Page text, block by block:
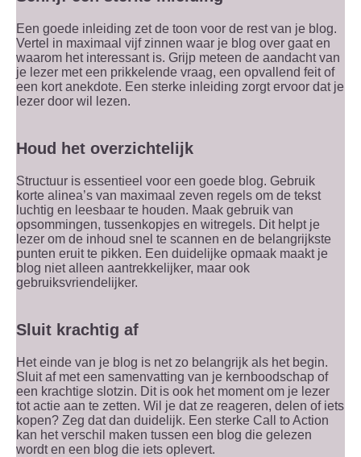
Een goede inleiding zet de toon voor de rest van je blog.
Vertel in maximaal vijf zinnen waar je blog over gaat en
waarom het interessant is. Grijp meteen de aandacht van
je lezer met een prikkelende vraag, een opvallend feit of
een kort anekdote. Een sterke inleiding zorgt ervoor dat je
lezer door wil lezen.
Houd het overzichtelijk
Structuur is essentieel voor een goede blog. Gebruik
korte alinea’s van maximaal zeven regels om de tekst
luchtig en leesbaar te houden. Maak gebruik van
opsommingen, tussenkopjes en witregels. Dit helpt je
lezer om de inhoud snel te scannen en de belangrijkste
punten eruit te pikken. Een duidelijke opmaak maakt je
blog niet alleen aantrekkelijker, maar ook
gebruiksvriendelijker.
Sluit krachtig af
Het einde van je blog is net zo belangrijk als het begin.
Sluit af met een samenvatting van je kernboodschap of
een krachtige slotzin. Dit is ook het moment om je lezer
tot actie aan te zetten. Wil je dat ze reageren, delen of iets
kopen? Zeg dat dan duidelijk. Een sterke Call to Action
kan het verschil maken tussen een blog die gelezen
wordt en een blog die iets oplevert.